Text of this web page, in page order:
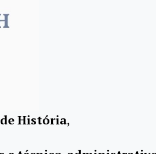
História,